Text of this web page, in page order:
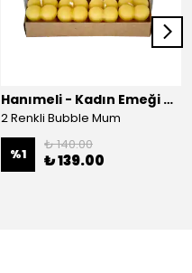
Hanımeli - Kadın Emeği Çarşısı
2 Renkli Bubble Mum
%1
₺ 140.00
₺ 139.00